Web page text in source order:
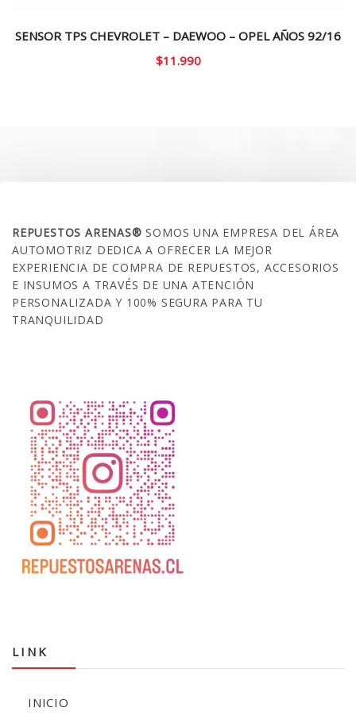
SENSOR TPS CHEVROLET – DAEWOO – OPEL AÑOS 92/16
$11.990
REPUESTOS ARENAS®SOMOS UNA EMPRESA DEL ÁREA
AUTOMOTRIZ DEDICA A OFRECER LA MEJOR
EXPERIENCIA DE COMPRA DE REPUESTOS, ACCESORIOS
E INSUMOS A TRAVÉS DE UNA ATENCIÓN
PERSONALIZADA Y 100% SEGURA PARA TU
TRANQUILIDAD
LINK
INICIO